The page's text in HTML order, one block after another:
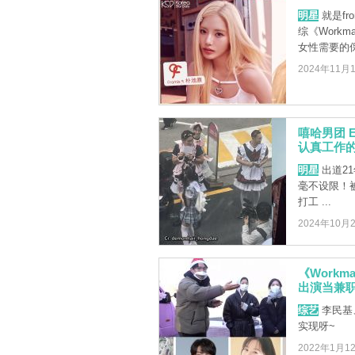
明星就是
综《
女性需要的
2024年11
嘻哈男团
认真工作
明星出道21
毫不设限！
打工 ...
2024年10
《
出演当兼
综艺李民基
实现呀~
2022年1月